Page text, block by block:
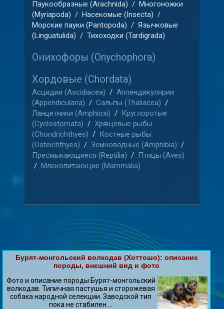
Паукообразные (Arachnida) / Многоножки
(Myriapoda) / Насекомые (Insecta) /
Морские пауки (Pantopoda) / Язычковые
(Linguatulida) / Тихоходки (Tardigrada)
Онихофоры (Onychophora)
Хордовые (Chordata)
Асцидии (Ascidiacea) / Аппендикулярии
(Appendicularia) / Сальпы (Thaliacea) /
Ланцетники (Amphioxi) / Круглоротые
(Cyclostomata) / Хрящевые рыбы
(Chondrichthyes) / Костные рыбы
(Osteichthyes) / Земноводные (Amphibia) /
Пресмыкающиеся (Reptilia) / Птицы (Aves)
/ Млекопитающие (Mammalia)
Бурят-монгольский волкодав (Хоттошо): описание
породы, внешний вид и фото
Фото и описание породы Бурят-монгольский
волкодав. Типичная пастушья и сторожевая
собака народной селекции. Заводской тип
пока не стабилен....